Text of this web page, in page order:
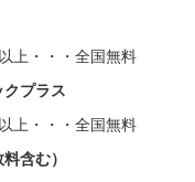
上・・・全国無料
プラス
上・・・全国無料
含む）